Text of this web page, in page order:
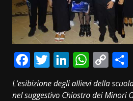
Facebook
Twitter
LinkedIn
Link
L’esibizione degli allievi della
nel suggestivo Chiostro dei Minori